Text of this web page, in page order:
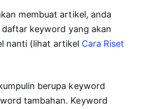
membuat artikel, anda
daftar keyword yang akan
nanti (lihat artikel Cara Riset
berupa keyword
tambahan. Keyword